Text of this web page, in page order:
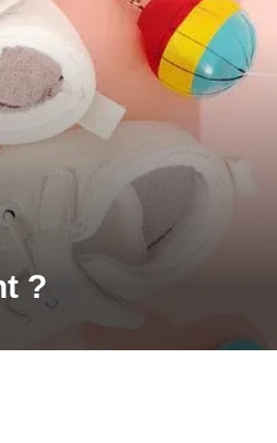
?